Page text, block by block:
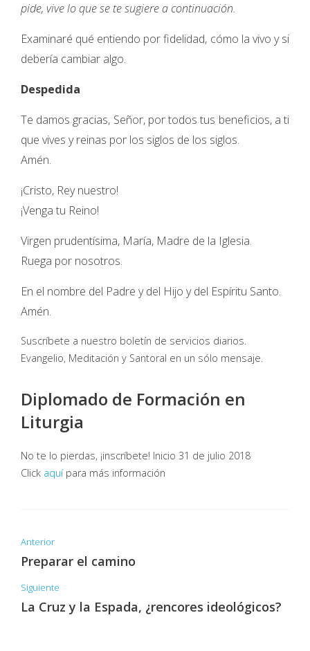
pide, vive lo que se te sugiere a continuación.
Examinaré qué entiendo por fidelidad, cómo la vivo y si
debería cambiar algo.
Despedida
Te damos gracias, Señor, por todos tus beneficios, a ti
que vives y reinas por los siglos de los siglos.
Amén.
¡Cristo, Rey nuestro!
¡Venga tu Reino!
Virgen prudentísima, María, Madre de la Iglesia.
Ruega por nosotros.
En el nombre del Padre y del Hijo y del Espíritu Santo.
Amén.
Suscríbete a nuestro boletín de servicios diarios.
Evangelio, Meditación y Santoral en un sólo mensaje.
Diplomado de Formación en
Liturgia
No te lo pierdas, ¡inscríbete! Inicio 31 de julio 2018
Click aquípara más información
Anterior
Preparar el camino
Siguiente
La Cruz y la Espada, ¿rencores ideológicos?